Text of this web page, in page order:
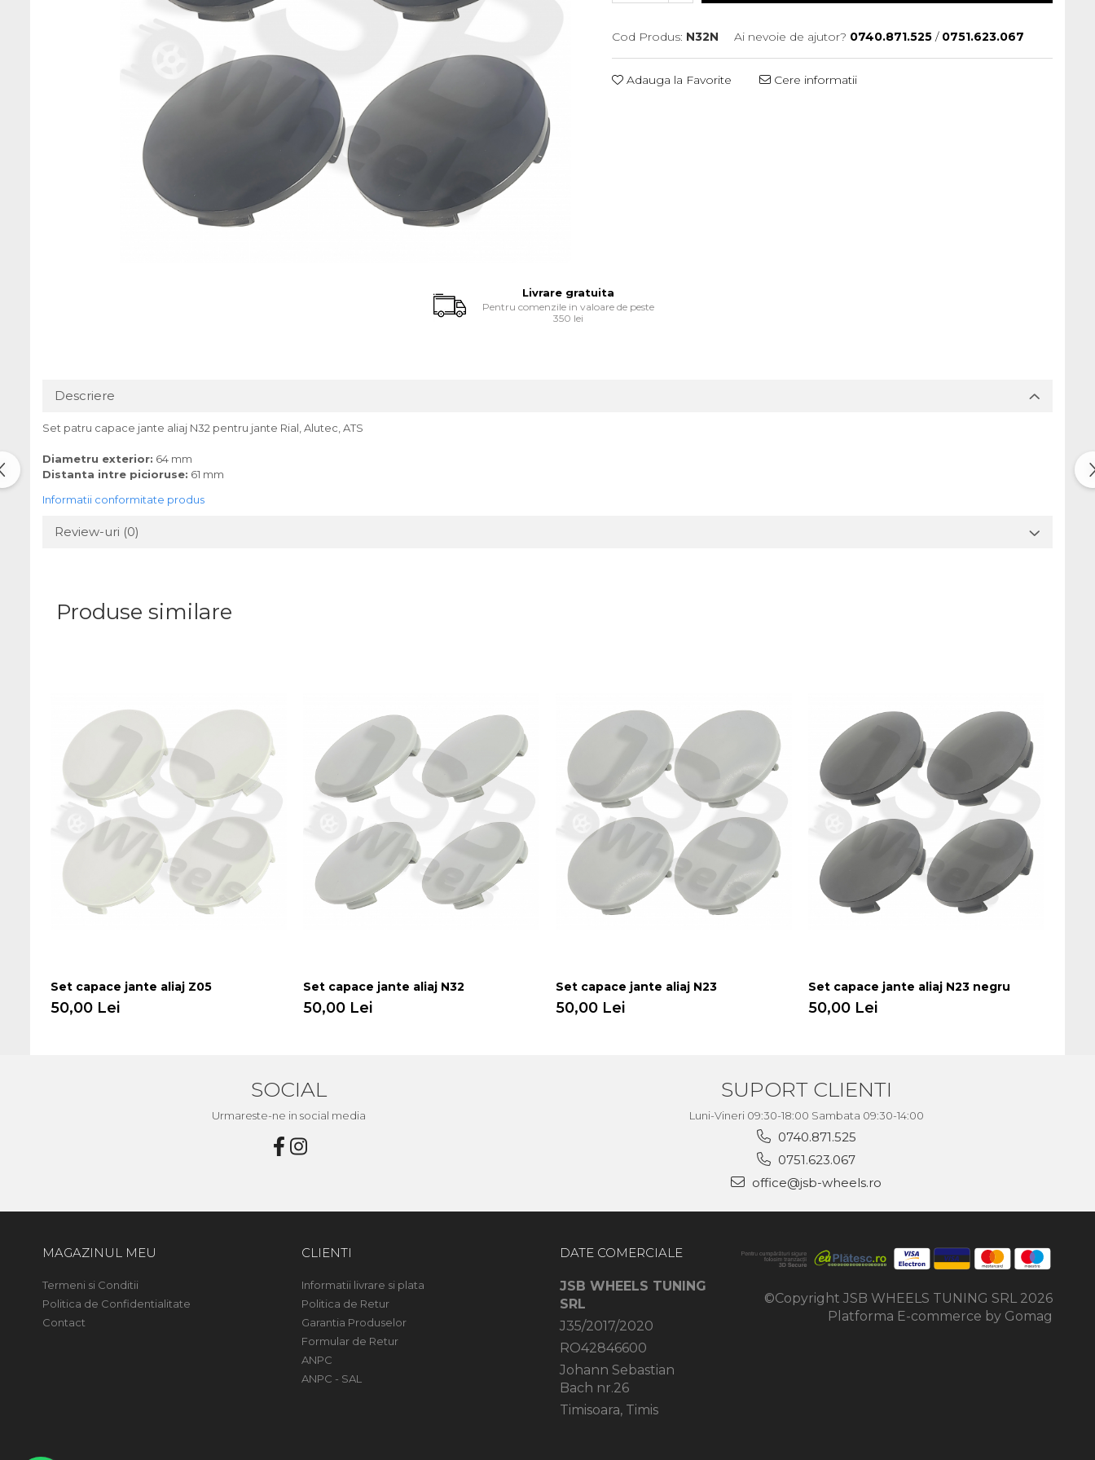
Cod Produs: N32N Ai nevoie de ajutor? 0740.871.525 / 0751.623.067
Adauga la Favorite Cere informatii
Livrare gratuita
Pentru comenzile in valoare de peste
350 lei
Descriere
Set patru capace jante aliaj N32 pentru jante Rial, Alutec, ATS
Diametru exterior: 64 mm
Distanta intre picioruse: 61 mm
Informatii conformitate produs
Review-uri (0)
Produse similare
Set capace jante aliaj Z05
50,00 Lei
Set capace jante aliaj N32
50,00 Lei
Set capace jante aliaj N23
50,00 Lei
Set capace jante aliaj N23 negru
50,00 Lei
SOCIAL
Urmareste-ne in social media
SUPORT CLIENTI
Luni-Vineri 09:30-18:00 Sambata 09:30-14:00
0740.871.525
0751.623.067
office@jsb-wheels.ro
MAGAZINUL MEU
Termeni si Conditii
Politica de Confidentialitate
Contact
CLIENTI
Informatii livrare si plata
Politica de Retur
Garantia Produselor
Formular de Retur
ANPC
ANPC - SAL
DATE COMERCIALE
JSB WHEELS TUNING
SRL
J35/2017/2020
RO42846600
Johann Sebastian
Bach nr.26
Timisoara, Timis
©Copyright JSB WHEELS TUNING SRL 2026
Platforma E-commerce by Gomag